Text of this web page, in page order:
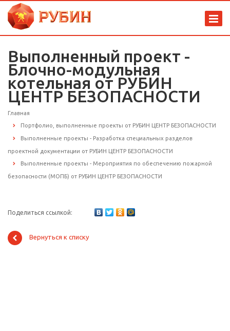
Выполненный проект -
Блочно-модульная
котельная от РУБИН
ЦЕНТР БЕЗОПАСНОСТИ
Главная
Портфолио, выполненные проекты от РУБИН ЦЕНТР БЕЗОПАСНОСТИ
Выполненные проекты - Разработка специальных разделов
проектной документации от РУБИН ЦЕНТР БЕЗОПАСНОСТИ
Выполненные проекты - Мероприятия по обеспечению пожарной
безопасности (МОПБ) от РУБИН ЦЕНТР БЕЗОПАСНОСТИ
Поделиться ссылкой:
Вернуться к списку